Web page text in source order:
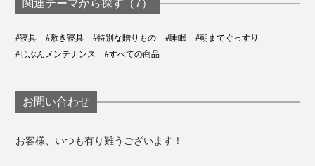
体圧分散の機能性と天然素材の肌ざわりを両立し、さら
敷きパッド。
関連テーマから探す（7）
#寝具 #敷き寝具 #特別な贈りもの #睡眠
#朝までぐっすり
#じぶんメンテナンス
#すべての商品
お問い合わせ
お客様、いつも有り難うございます！